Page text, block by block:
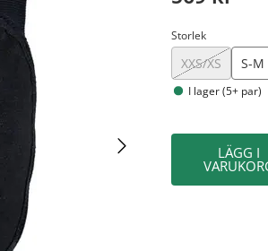
Storlek
XXS/XS S-M
I lager (5+ par)
LÄGG I